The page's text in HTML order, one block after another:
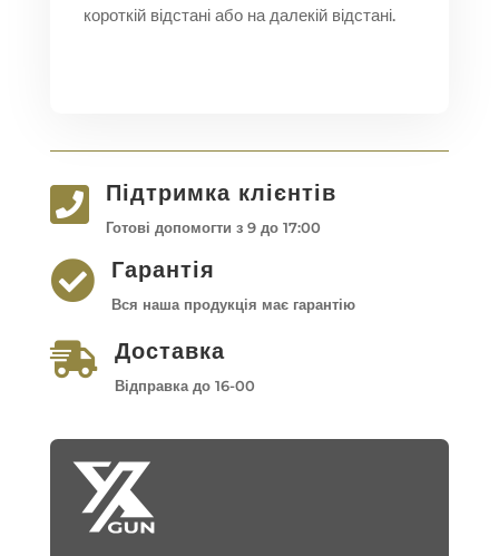
короткій відстані або на далекій відстані.
 Підтримка клієнтів
Готові допомогти з 9 до 17:00
 Гарантія
Вся наша продукція має гарантію
 Доставка
Відправка до 16-00